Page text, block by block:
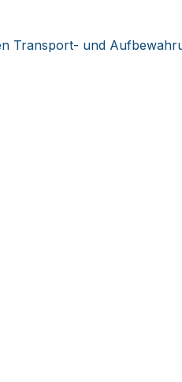
Transport- und